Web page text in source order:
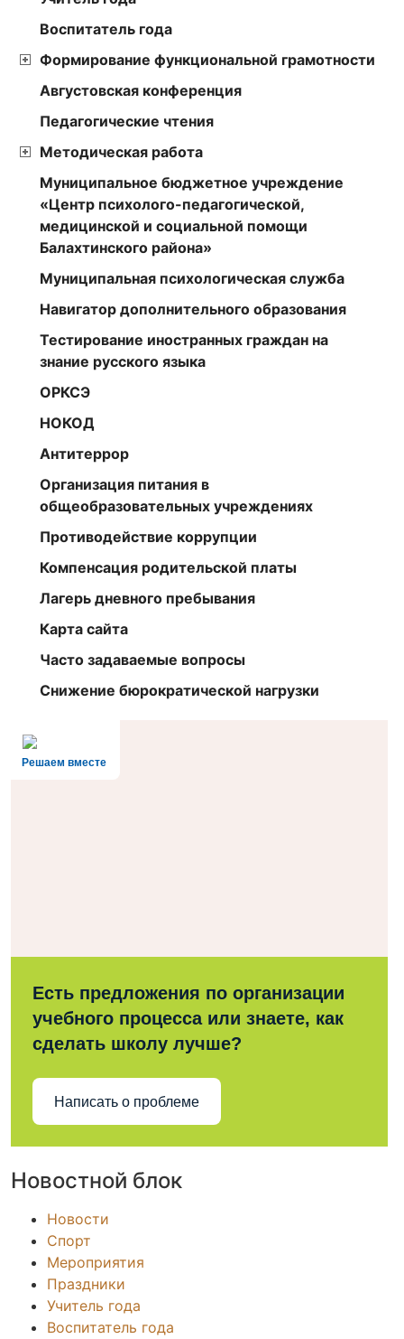
Воспитатель года
Формирование функциональной грамотности
Августовская конференция
Педагогические чтения
Методическая работа
Муниципальное бюджетное учреждение
«Центр психолого-педагогической,
медицинской и социальной помощи
Балахтинского района»
Муниципальная психологическая служба
Навигатор дополнительного образования
Тестирование иностранных граждан на
знание русского языка
ОРКСЭ
НОКОД
Антитеррор
Организация питания в
общеобразовательных учреждениях
Противодействие коррупции
Компенсация родительской платы
Лагерь дневного пребывания
Карта сайта
Часто задаваемые вопросы
Снижение бюрократической нагрузки
Решаем вместе
Есть предложения по организации
учебного процесса или знаете, как
сделать школу лучше?
Написать о проблеме
Новостной блок
Новости
Спорт
Мероприятия
Праздники
Учитель года
Воспитатель года